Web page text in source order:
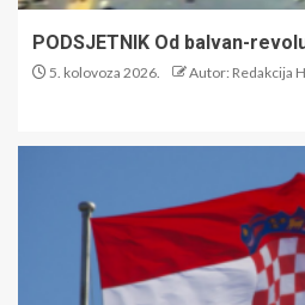
PODSJETNIK Od balvan-
5. kolovoza 2026. Autor: Redakcija